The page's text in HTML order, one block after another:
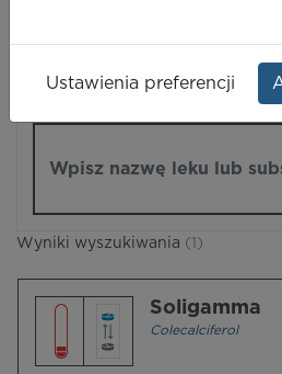
Wyniki wyszukiwania (1)
Soligamma
Colecalciferol
Ustawienia preferencji